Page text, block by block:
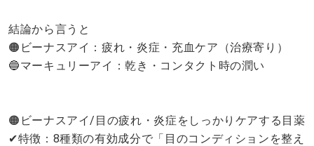
結論から言うと
🟠ビーナスアイ：疲れ・炎症・充血ケア（治療寄り）
🔵マーキュリーアイ：乾き・コンタクト時の潤い
🟠ビーナスアイ/目の疲れ・炎症をしっかりケアする目薬
✔︎特徴：8種類の有効成分で「目のコンディションを整え